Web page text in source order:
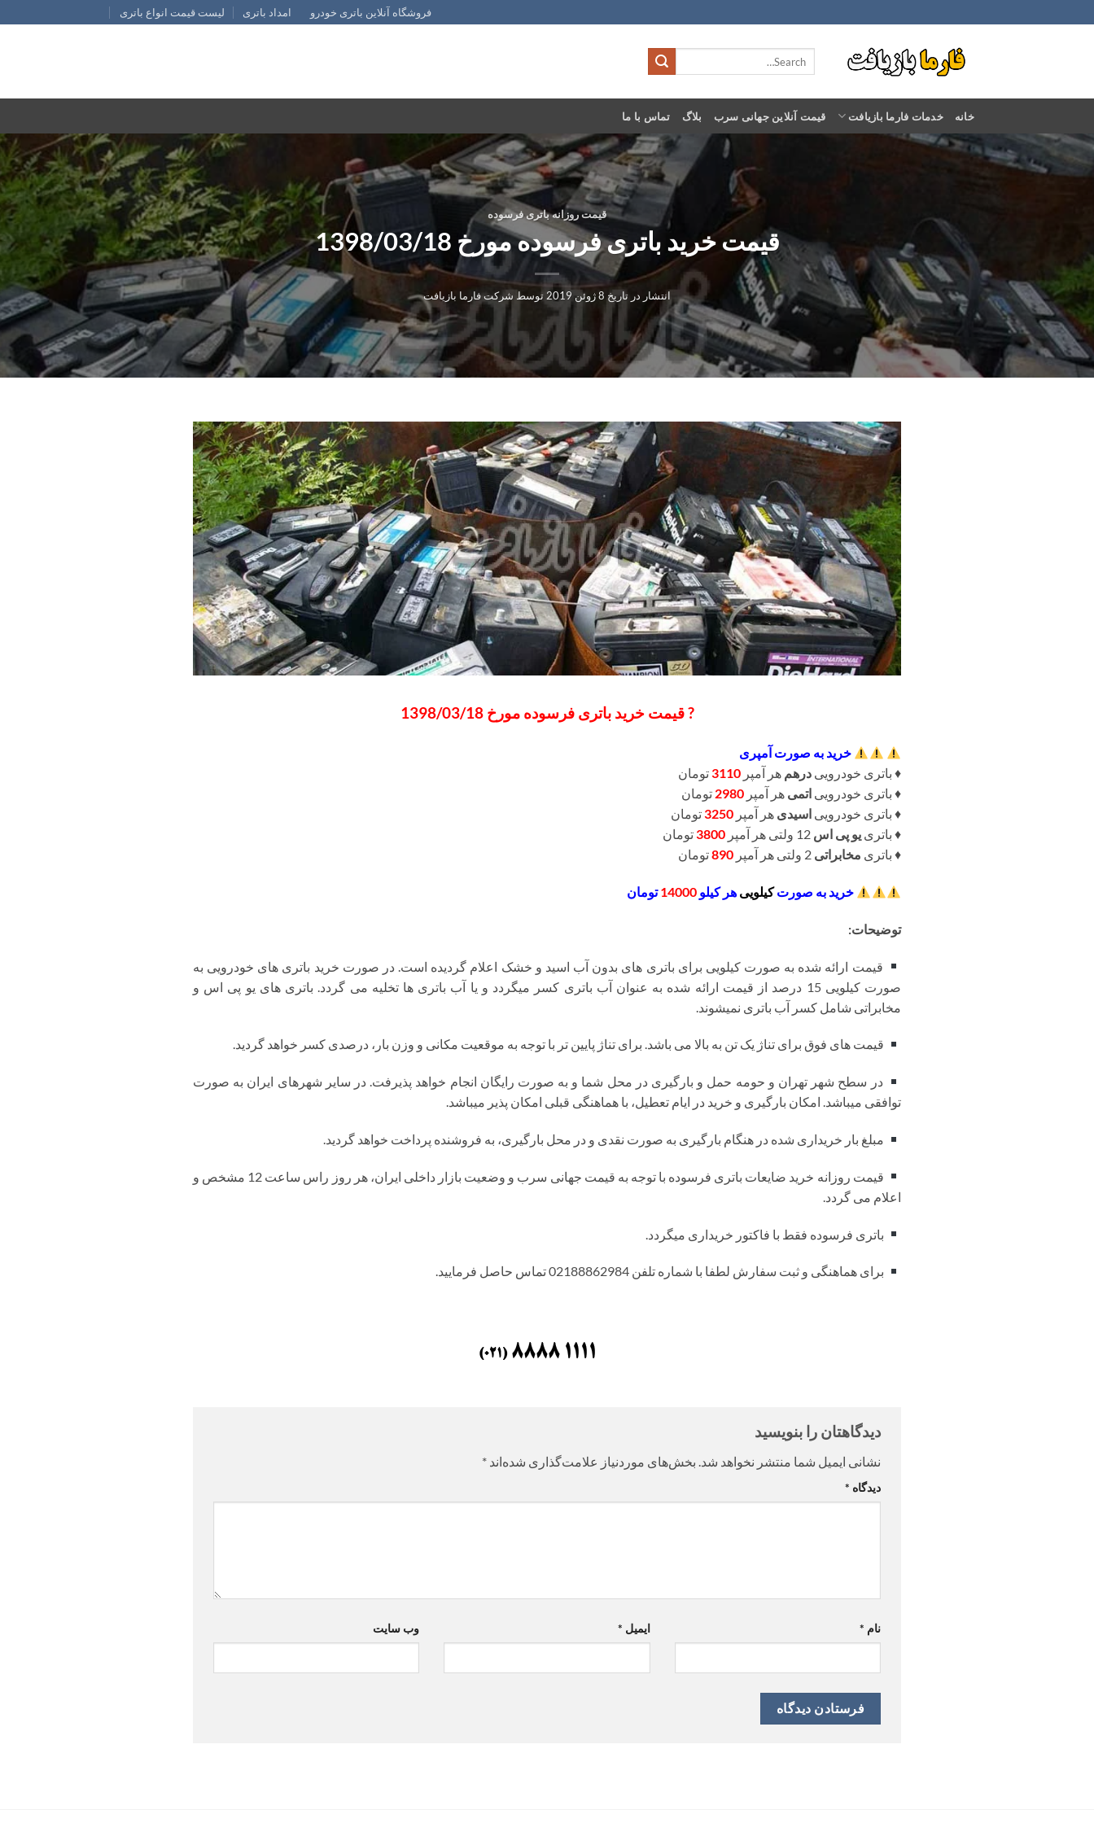
to
فروشگاه آنلاین باتری خودرو امداد باتری لیست قیمت انواع باتری
خانه خدمات فارما بازیافت قیمت آنلاین جهانی سرب بلاگ تماس با ما
قیمت روزانه باتری فرسوده
قیمت خرید باتری فرسوده مورخ 1398/03/18
انتشار در تاریخ 8 ژوئن 2019 توسط شرکت فارما بازیافت
? قیمت خرید باتری فرسوده مورخ 1398/03/18
خرید به صورت آمپری
♦️ باتری خودرویی درهم هر آمپر 3110تومان
♦️ باتری خودرویی اتمی هر آمپر 2980 تومان
♦️ باتری خودرویی اسیدی هر آمپر 3250تومان
♦️ باتری یو پی اس 3800تومان
♦️ باتری مخابراتی 890تومان
خرید به صورتکیلویی هر کیلو 14000تومان
توضیحات:
قیمت ارائه شده به صورت کیلویی برای باتری های بدون آب اسید و خشک اعلام گردیده است. در صورت خرید باتری های خودرویی به
صورت کیلویی 15 درصد از قیمت ارائه شده به عنوان آب باتری کسر میگردد و یا آب باتری ها تخلیه می گردد. باتری های یو پی اس و
مخابراتی شامل کسر آب باتری نمیشوند.
قیمت های فوق برای تناژ یک تن به بالا می باشد. برای تناژ پایین تر با توجه به موقعیت مکانی و وزن بار، درصدی کسر خواهد گردید.
در سطح شهر تهران و حومه حمل و بارگیری در محل شما و به صورت رایگان انجام خواهد پذیرفت. در سایر شهرهای ایران به صورت
توافقی میباشد. امکان بارگیری و خرید در ایام تعطیل، با هماهنگی قبلی امکان پذیر میباشد.
مبلغ بار خریداری شده در هنگام بارگیری به صورت نقدی و در محل بارگیری، به فروشنده پرداخت خواهد گردید.
قیمت روزانه خرید ضایعات باتری فرسوده با توجه به قیمت جهانی سرب و وضعیت بازار داخلی ایران، هر روز راس ساعت 12 مشخص و
اعلام می گردد.
باتری فرسوده فقط با فاکتور خریداری میگردد.
برای هماهنگی و ثبت سفارش لطفا با شماره تلفن 02188862984 تماس حاصل فرمایید.
دیدگاهتان را بنویسید
نشانی ایمیل شما منتشر نخواهد شد. بخش‌های موردنیاز علامت‌گذاری شده‌اند *
دیدگاه *
نام * ایمیل * وب‌ سایت